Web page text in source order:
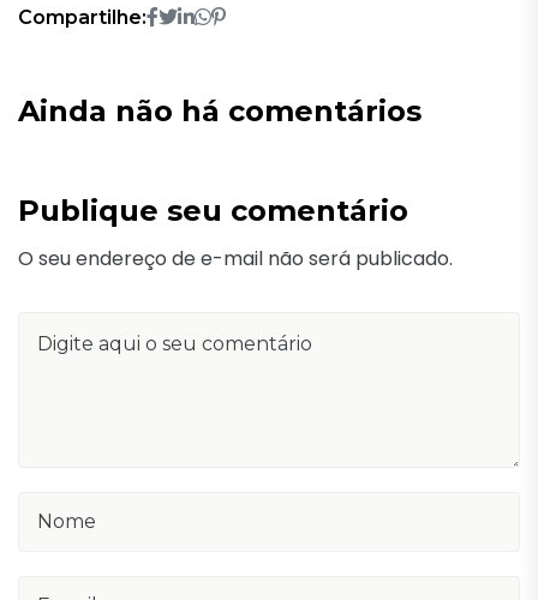
Compartilhe:
Ainda não há comentários
Publique seu comentário
O seu endereço de e-mail não será publicado.